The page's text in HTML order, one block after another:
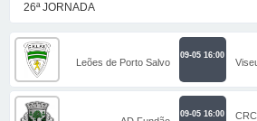
26ª JORNADA
Leões de Porto Salvo
09-05 16:00
09-05 16:00